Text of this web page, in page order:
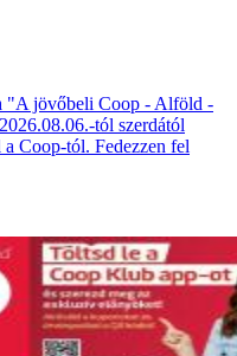
"A jövőbeli Coop - Alföld -
tól szerdától
Coop-tól. Fedezzen fel